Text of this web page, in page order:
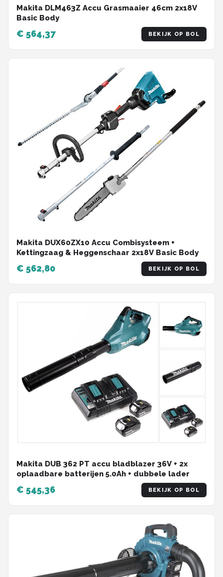
Makita DLM463Z Accu Grasmaaier 46cm 2x18V
Basic Body
€ 564,37 BEKIJK OP BOL
Makita DUX60ZX10 Accu Combisysteem +
Kettingzaag & Heggenschaar 2x18V Basic Body
€ 562,80 BEKIJK OP BOL
Makita DUB 362 PT accu bladblazer 36V + 2x
oplaadbare batterijen 5.0Ah + dubbele lader
€ 545,36 BEKIJK OP BOL